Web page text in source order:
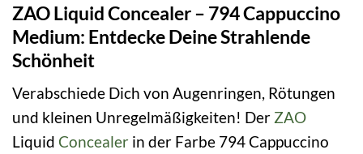
ZAO Liquid Concealer – 794 Cappuccino
Medium: Entdecke Deine Strahlende
Schönheit
Verabschiede Dich von Augenringen, Rötungen
und kleinen Unregelmäßigkeiten! Der ZAO
Liquid Concealer in der Farbe 794 Cappuccino